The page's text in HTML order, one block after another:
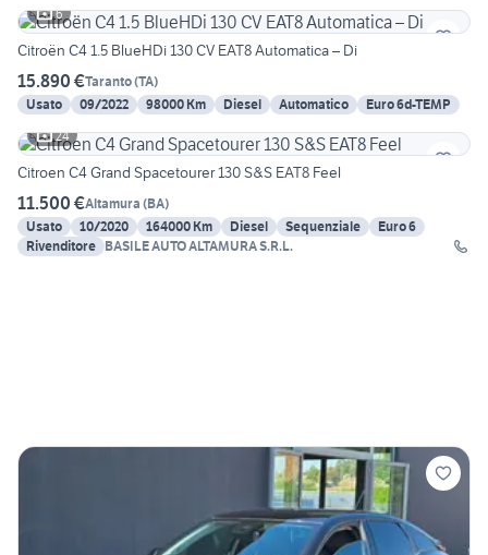
6
Citroën C4 1.5 BlueHDi 130 CV EAT8 Automatica – Di
15.890 €Taranto(TA)
Usato
09/2022 98000 Km Diesel Automatico
Euro 6d-TEMP
24
Citroen C4 Grand Spacetourer 130 S&S EAT8 Feel
11.500 €Altamura (BA)
Usato
10/2020 164000 Km Diesel Sequenziale
Euro 6
Rivenditore BASILE AUTO ALTAMURA S.R.L.